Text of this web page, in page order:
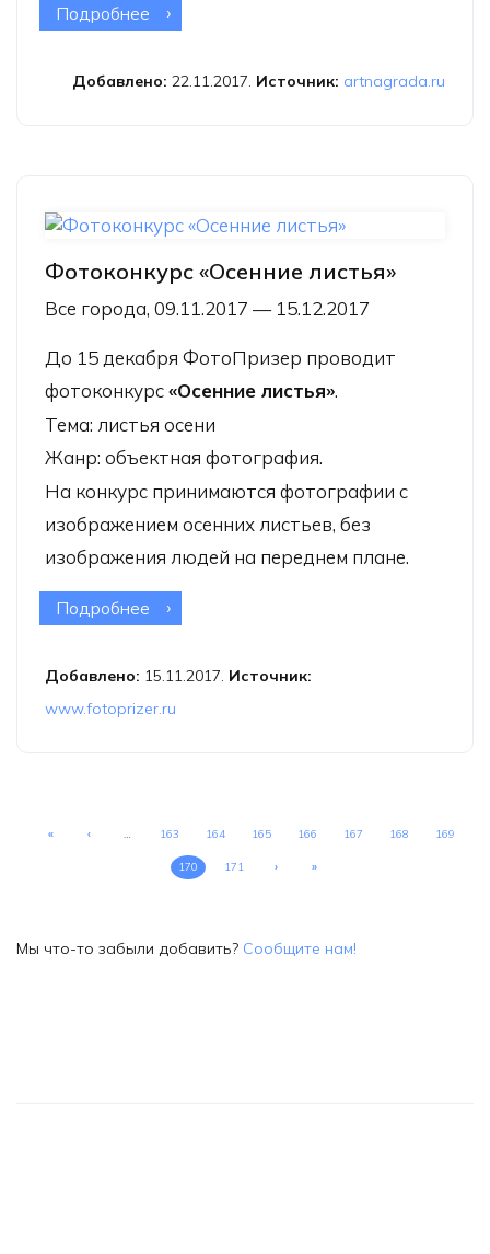
Подробнее о Конкурс «Открытый» (Open 2018)
Добавлено: 22.11.2017. Источник: artnagrada.ru
Фотоконкурс «Осенние листья»
Все города, 09.11.2017 — 15.12.2017
До 15 декабря ФотоПризер проводит
фотоконкурс«Осенние листья».
Тема: листья осени
Жанр: объектная фотография.
На конкурс принимаются фотографии с
изображением осенних листьев, без
изображения людей на переднем плане.
Подробнее о Фотоконкурс «Осенние листья»
Добавлено: 15.11.2017. Источник:
www.fotoprizer.ru
« ‹ 163 164 165 166 167 168 169
170 171 › »
Мы что-то забыли добавить? Сообщите нам!